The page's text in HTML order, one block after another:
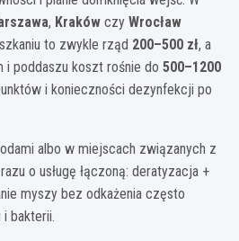
, Kraków czy Wrocław
to zwykle rząd 200–500 zł, a
i poddaszu koszt rośnie do 500–1200
i konieczności dezynfekcji po
albo w miejscach związanych z
o usługę łączoną: deratyzacja +
myszy bez odkażenia często
bakterii.